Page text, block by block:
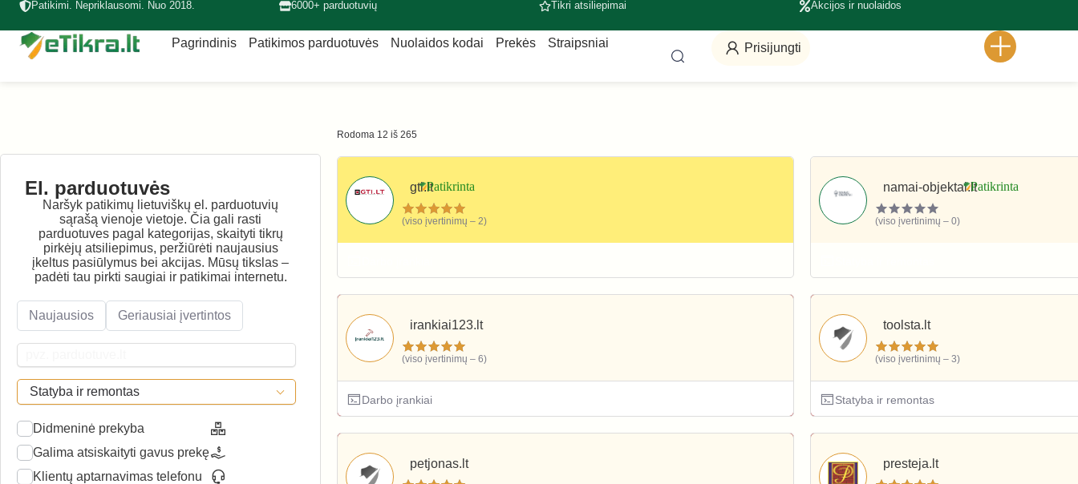
Patikimi. Nepriklausomi. Nuo 2018. 6000+ parduotuvių Tikri atsiliepimai Akcijos ir nuolaidos
Pagrindinis Patikimos parduotuvės Nuolaidos kodai Prekės Straipsniai Prisijungti
El. parduotuvės
Naršyk patikimų lietuviškų el. parduotuvių
sąrašą vienoje vietoje. Čia gali rasti
parduotuves pagal kategorijas, skaityti tikrų
pirkėjų atsiliepimus, peržiūrėti naujausius
įkeltus pasiūlymus bei akcijas. Mūsų tikslas –
padėti tau pirkti saugiai ir patikimai internetu.
Naujausios Geriausiai įvertintos
Statyba ir remontas
Didmeninė prekyba
Galima atsiskaityti gavus prekę
Klientų aptarnavimas telefonu
Rodoma 12 iš 265
gti.lt
(viso įvertinimų – 2)
namai-objektai.lt
(viso įvertinimų – 0)
irankiai123.lt
(viso įvertinimų – 6)
Darbo įrankiai
toolsta.lt
(viso įvertinimų – 3)
Statyba ir remontas
petjonas.lt presteja.lt